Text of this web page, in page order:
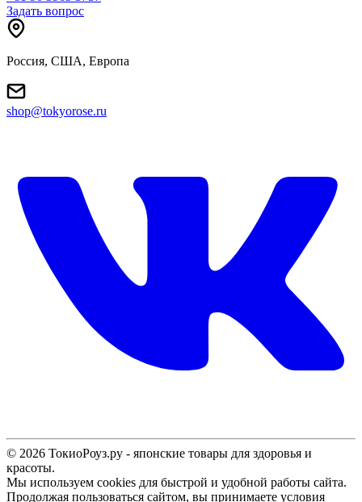
Задать вопрос
Россия, США, Европа
shop@tokyorose.ru
© 2026 ТокиоРоуз.ру - японские товары для здоровья и
красоты.
Мы используем cookies для быстрой и удобной работы сайта.
Продолжая пользоваться сайтом, вы принимаете условия